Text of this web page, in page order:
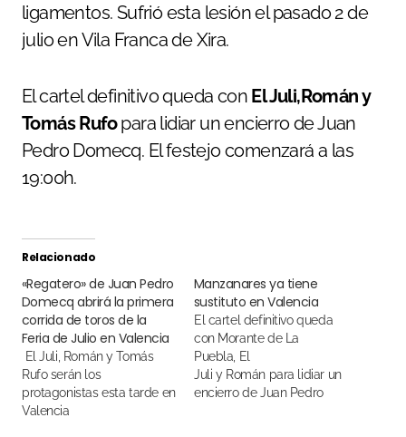
ligamentos. Sufrió esta lesión el pasado 2 de
julio en Vila Franca de Xira.
El cartel definitivo queda con El Juli,Román y
Tomás Rufopara lidiar un encierro de Juan
Pedro Domecq. El festejo comenzará a las
19:00h.
Relacionado
«Regatero» de Juan Pedro
Domecq abrirá la primera
corrida de toros de la
Feria de Julio en Valencia
El Juli, Román y Tomás
Rufo serán los
protagonistas esta tarde en
Valencia
Manzanares ya tiene
sustituto en Valencia
El cartel definitivo queda
con Morante de La
Puebla, El
Juli y Román para lidiar un
encierro de Juan Pedro